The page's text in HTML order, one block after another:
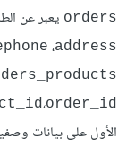
orders يعبر عن
،
order_id،
الأول على بيانات